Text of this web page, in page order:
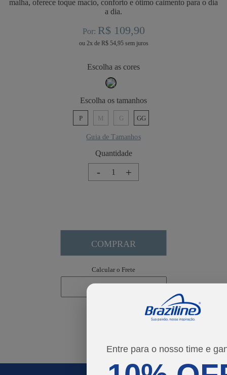
Entre para o nosso time e
malha, oferece toque macio, conforto e ótimo caimento para o dia
a dia.
Por: R$ 109,90
ou 2xde R$ 54,95
cores
tamanhos
P M G GG
Guia de Tamanhos
+
-
COMPRAR
Calcular o Frete